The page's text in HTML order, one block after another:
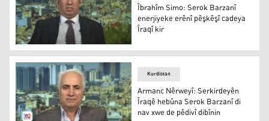
Îbrahîm Simo
Îbrahîm Simo: Serok Barzanî
enerjiyeke erênî pêşkêşî cadeya
Îraqî kir
Kurdistan
Armanc Nêrweyî: Serkirdeyên
Îraqê hebûna Serok Barzanî di
nav xwe de pêdivî dibînin